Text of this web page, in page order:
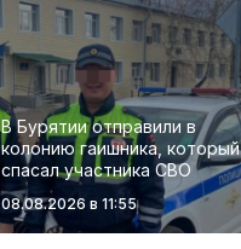
В Бурятии отправили в
колонию гаишника, который
спасал участника СВО
08.08.2026 в 11:55